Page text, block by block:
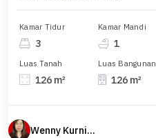
Kamar Tidur
3
Kamar Mandi
1
Luas Tanah
126 m²
Luas Bangunan
126 m²
Wenny Kurniawati